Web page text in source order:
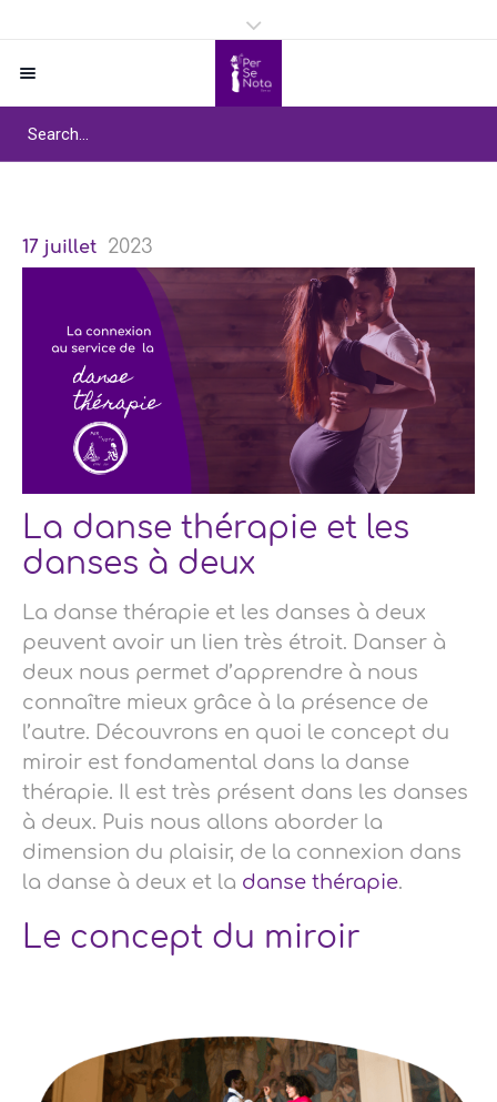
17 juillet 2023
La danse thérapie et les
danses à deux
La danse thérapie et les danses à deux
peuvent avoir un lien très étroit. Danser à
deux nous permet d’apprendre à nous
connaître mieux grâce à la présence de
l’autre. Découvrons en quoi le concept du
miroir est fondamental dans la danse
thérapie. Il est très présent dans les danses
à deux. Puis nous allons aborder la
dimension du plaisir, de la connexion dans
la danse à deux et la danse thérapie.
Le concept du miroir